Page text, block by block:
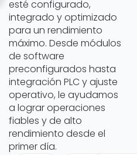
esté configurado,
integrado y optimizado
para un rendimiento
máximo. Desde módulos
de software
preconfigurados hasta
integración PLC y ajuste
operativo, le ayudamos
a lograr operaciones
fiables y de alto
rendimiento desde el
primer día.